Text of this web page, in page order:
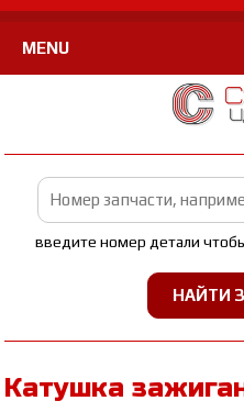
MENU
введите номер детали
Катушка